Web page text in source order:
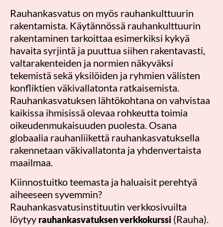
Rauhankasvatus on myös rauhankulttuurin
rakentamista. Käytännössä rauhankulttuurin
rakentaminen tarkoittaa esimerkiksi kykyä
havaita syrjintä ja puuttua siihen rakentavasti,
valtarakenteiden ja normien näkyväksi
tekemistä sekä yksilöiden ja ryhmien välisten
konfliktien väkivallatonta ratkaisemista.
Rauhankasvatuksen lähtökohtana on vahvistaa
kaikissa ihmisissä olevaa rohkeutta toimia
oikeudenmukaisuuden puolesta. Osana
globaalia rauhanliikettä rauhankasvatuksella
rakennetaan väkivallatonta ja yhdenvertaista
maailmaa.
Kiinnostuitko teemasta ja haluaisit perehtyä
aiheeseen syvemmin?
Rauhankasvatusinstituutin verkkosivuilta
löytyy rauhankasvatuksen verkkokurssi (Rauha).